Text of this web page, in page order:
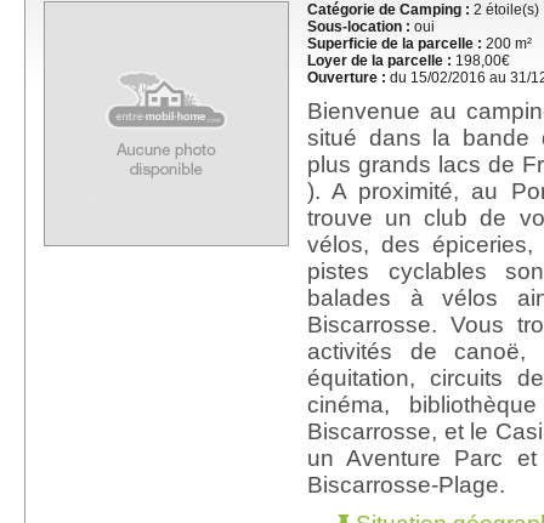
Catégorie de Camping : 2 étoile(s)
Sous-location : oui
Superficie de la parcelle : 200 m²
Loyer de la parcelle : 198,00€
Ouverture : du 15/02/2016 au 31/
Bienvenue au
situé dans la bande
plus grands lacs de
). A proximité, au
trouve un club de
vélos, des
pistes cyclables
balades à vélos
Biscarrosse. Vous
activités de canoë,
équitation, circuits
cinéma,
Biscarrosse, et le
un Aventure Parc
Biscarrosse-Plage.